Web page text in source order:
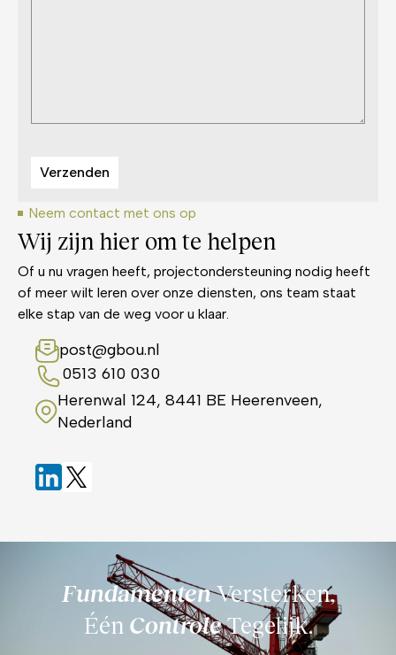
Verzenden
Neem contact met ons op
Wij zijn hier om te helpen
Of u nu vragen heeft, projectondersteuning nodig heeft
of meer wilt leren over onze diensten, ons team staat
elke stap van de weg voor u klaar.
post@gbou.nl
0513 610 030
Herenwal 124, 8441 BE Heerenveen,
Nederland
FundamentenVersterken,
Één ControleTegelijk.